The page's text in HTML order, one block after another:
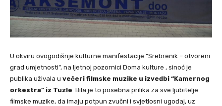
U okviru ovogodišnje kulturne manifestacije “Srebrenik – otvoreni
grad umjetnosti”, na ljetnoj pozornici Doma kulture , sinoć je
publika uživala u večeri filmske muzike u izvedbi “Kamernog
orkestra” iz Tuzle. Bila je to posebna prilika za sve ljubitelje
filmske muzike, da imaju potpun zvučni i svjetlosni ugođaj, uz